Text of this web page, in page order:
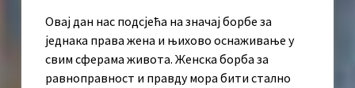
Овај дан нас подсјећа на значај борбе за
једнака права жена и њихово оснаживање у
свим сферама живота. Женска борба за
равноправност и правду мора бити стално